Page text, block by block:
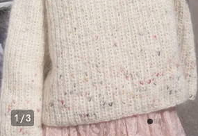
1/3